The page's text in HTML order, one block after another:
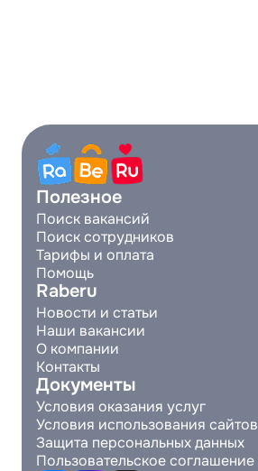
Полезное
Поиск вакансий
Поиск сотрудников
Тарифы и оплата
Помощь
Raberu
Новости и статьи
Наши вакансии
О компании
Контакты
Документы
Условия оказания услуг
Условия использования сайтов
Защита персональных данных
Пользовательское соглашение